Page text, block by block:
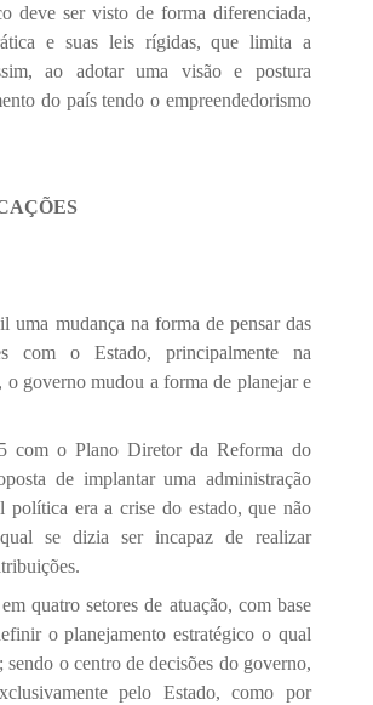
deve ser visto de forma diferenciada,
e suas leis rígidas, que limita a
ao adotar uma visão e postura
do país tendo o empreendedorismo
uma mudança na forma de pensar das
com o Estado, principalmente na
governo mudou a forma de planejar e
com o Plano Diretor da Reforma do
de implantar uma administração
era a crise do estado, que não
se dizia ser incapaz de realizar
quatro setores de atuação, com base
o planejamento estratégico o qual
o centro de decisões do governo,
pelo Estado, como por